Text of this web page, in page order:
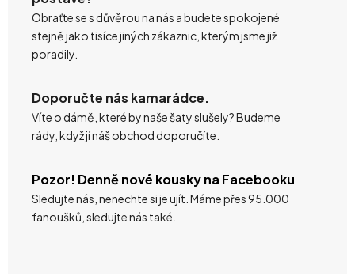
Obraťte se s důvěrou na nás a budete spokojené
stejně jako tisíce jiných zákaznic, kterým jsme již
poradily.
Doporučte nás kamarádce.
Víte o dámě, které by naše šaty slušely? Budeme
rády, když jí náš obchod doporučíte.
Pozor! Denně nové kousky na Facebooku
Sledujte nás, nenechte si je ujít. Máme přes 95.000
fanoušků, sledujte nás také.